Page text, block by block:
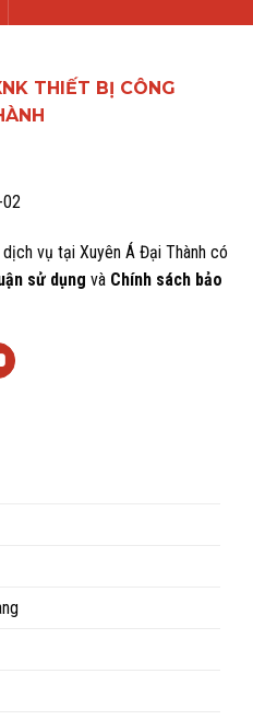
THIẾT BỊ CÔNG
vụ tại Xuyên Á Đại Thành có
sử dụng và Chính sách bảo